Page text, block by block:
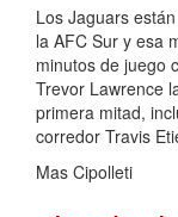
Los Jaguars
la AFC Sur y esa
minutos de juego
Trevor Lawrence
primera mitad,
corredor Travis
Mas Cipolleti